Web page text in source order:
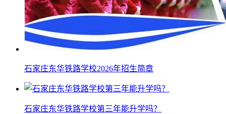
石家庄东华铁路学校2026年招生简章
石家庄东华铁路学校第三年能升学吗？